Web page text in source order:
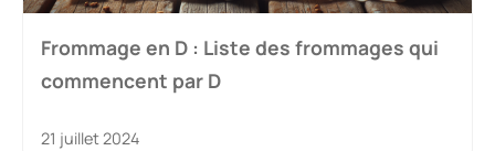
Frommage en D : Liste des frommages qui
commencent par D
21 juillet 2024